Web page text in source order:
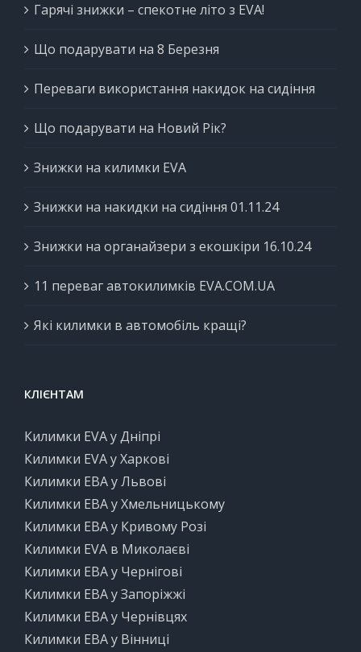
Гарячі знижки – спекотне літо з EVA!
Що подарувати на 8 Березня
Переваги використання накидок на сидіння
Що подарувати на Новий Рік?
Знижки на килимки EVA
Знижки на накидки на сидіння 01.11.24
Знижки на органайзери з екошкіри 16.10.24
11 переваг автокилимків EVA.COM.UA
Які килимки в автомобіль кращі?
КЛІЄНТАМ
Килимки EVA у Дніпрі
Килимки EVA у Харкові
Килимки ЕВА у Львові
Килимки ЕВА у Хмельницькому
Килимки ЕВА у Кривому Розі
Килимки EVA в Миколаєві
Килимки ЕВА у Чернігові
Килимки ЕВА у Запоріжжі
Килимки ЕВА у Чернівцях
Килимки ЕВА у Вінниці